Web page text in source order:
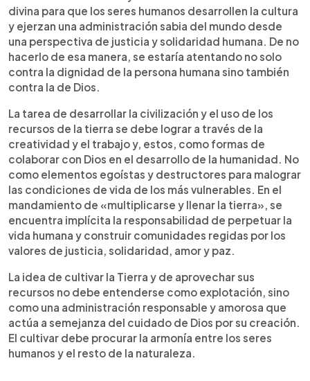
divina para que los seres humanos desarrollen la cultura
y ejerzan una administración sabia del mundo desde
una perspectiva de justicia y solidaridad humana. De no
hacerlo de esa manera, se estaría atentando no solo
contra la dignidad de la persona humana sino también
contra la de Dios.
La tarea de desarrollar la civilización y el uso de los
recursos de la tierra se debe lograr a través de la
creatividad y el trabajo y, estos, como formas de
colaborar con Dios en el desarrollo de la humanidad. No
como elementos egoístas y destructores para malograr
las condiciones de vida de los más vulnerables. En el
mandamiento de «multiplicarse y llenar la tierra», se
encuentra implícita la responsabilidad de perpetuar la
vida humana y construir comunidades regidas por los
valores de justicia, solidaridad, amor y paz.
La idea de cultivar la Tierra y de aprovechar sus
recursos no debe entenderse como explotación, sino
como una administración responsable y amorosa que
actúa a semejanza del cuidado de Dios por su creación.
El cultivar debe procurar la armonía entre los seres
humanos y el resto de la naturaleza.